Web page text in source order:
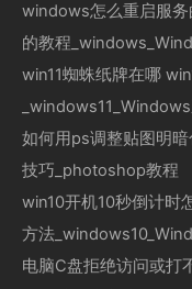
windows怎么重启服
的教程
win11蜘蛛纸牌在哪
如何用ps调整贴图明
技巧_photoshop教程
win10开机10秒倒计时
方法
电脑C盘拒绝访问或打